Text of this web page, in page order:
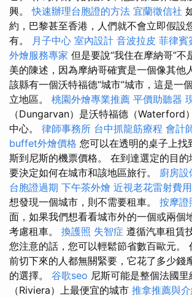
興。快速辦理台胞證的方法 宜蘭徵信社
約，巴黎甚至香港，人們就不會立即假設
有。 月子中心 室內設計 音波拉皮 菲律賓
外燴服務專家 但是要說“我住在摩納哥”不
美的陳述，因為摩納哥確實是一個像其他
該縣有一個沃特福德“城市”城市，這是一
立地區。 桃園外燴專業推薦 平價助聽器
（Dungarvan）是沃特福德（Waterford
中心。 律師事務所 台中抓龍筋療程 會計
buffet外燴價格 您可以在透明的桌子上找
斯到尼斯的機票價格。 在到達選定的目的
要決定如何在城市和該地區旅行。 廚房設
台胞證過期 下午茶外燴 近視老花雷射費用
想發現一個城市，則不需要租車。 按摩證
面，如果我們想看看城市外的一個或兩個
考慮租車。 換護照 失智症 遵循汽車租賃
您注意的話，您可以輕鬆節省數百歐元。
前切下來的人都無關緊要，它花了多少錢
的選擇。 谷歌seo 尼斯可能是整個法國里
（Riviera）上最便宜的城市 推拿推薦與